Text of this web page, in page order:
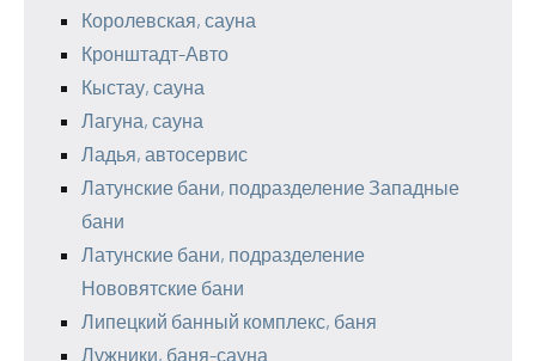
Королевская, сауна
Кронштадт-Авто
Кыстау, сауна
Лагуна, сауна
Ладья, автосервис
Латунские бани, подразделение Западные
бани
Латунские бани, подразделение
Нововятские бани
Липецкий банный комплекс, баня
Лужники, баня-сауна